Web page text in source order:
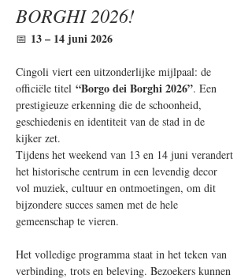
BORGHI 2026!
📅 13 – 14 juni 2026
Cingoli viert een uitzonderlijke mijlpaal: de
officiële titel “Borgo dei Borghi 2026”. Een
prestigieuze erkenning die de schoonheid,
geschiedenis en identiteit van de stad in de
kijker zet.
Tijdens het weekend van 13 en 14 juni verandert
het historische centrum in een levendig decor
vol muziek, cultuur en ontmoetingen, om dit
bijzondere succes samen met de hele
gemeenschap te vieren.
Het volledige programma staat in het teken van
verbinding, trots en beleving. Bezoekers kunnen